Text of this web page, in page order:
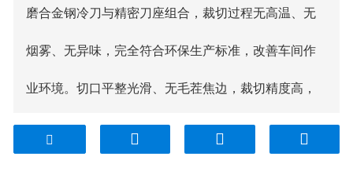
磨合金钢冷刀与精密刀座组合，裁切过程无高温、无
烟雾、无异味，完全符合环保生产标准，改善车间作
业环境。切口平整光滑、无毛茬焦边，裁切精度高，
较传统热裁切切口强度显著提升，有效减少后续缝纫